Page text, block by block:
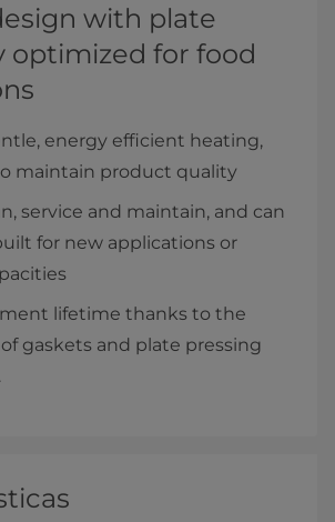
with plate
optimized for food
energy efficient heating,
maintain product quality
service and maintain, and can
for new applications or
lifetime thanks to the
gaskets and plate pressing